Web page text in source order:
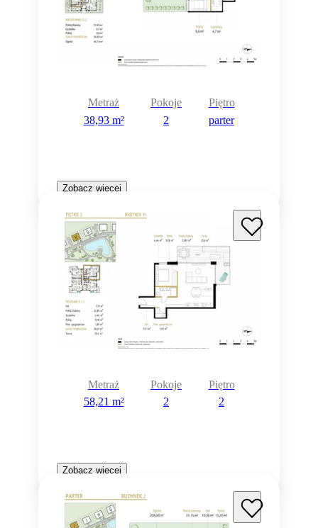
Metraż
38,93 m²
Pokoje
2
Piętro
parter
Zobacz więcej
Metraż
58,21 m²
Pokoje
2
Piętro
2
Zobacz więcej